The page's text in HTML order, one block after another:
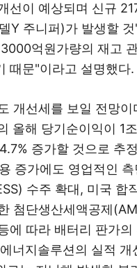
선이 예상되며 신규
Y 주니퍼)가 발생할
억원가량의 재고
때문"이라고 설명했다.
개선세를 보일 전망이
올해 당기순이익이 1
증가할 것으로 추
증가에도 영업적인
수주 확대, 미국 합
첨단생산세액공제
에 따라 배터리 판가의
너지솔루션의 실적 개